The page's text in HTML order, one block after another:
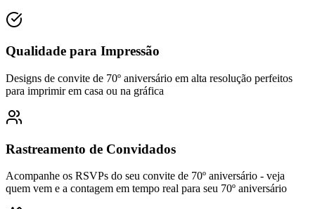
Qualidade para Impressão
Designs de convite de 70º aniversário em alta resolução perfeitos
para imprimir em casa ou na gráfica
Rastreamento de Convidados
Acompanhe os RSVPs do seu convite de 70º aniversário - veja
quem vem e a contagem em tempo real para seu 70º aniversário